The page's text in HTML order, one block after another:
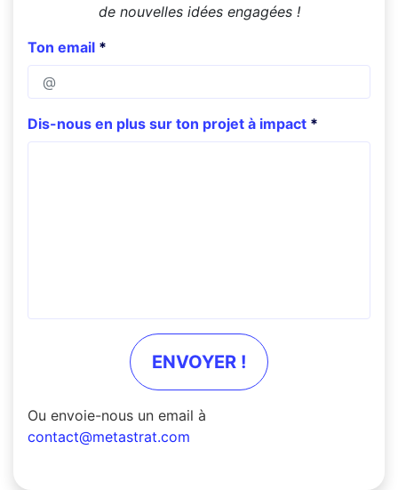
de nouvelles idées engagées !
Ton email
Dis-nous en plus sur ton projet à impact
ENVOYER !
Ou envoie-nous un email à
contact@metastrat.com